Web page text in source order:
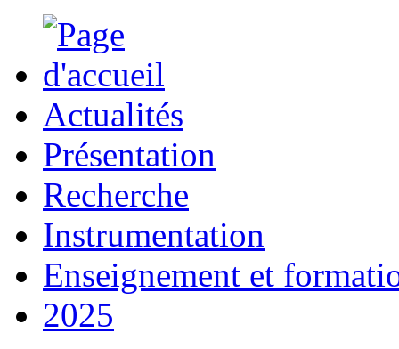
Actualités
Présentation
Recherche
Instrumentation
Enseignement et
2025